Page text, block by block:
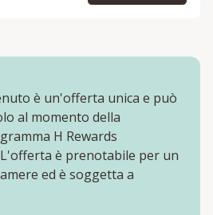
è un'offerta unica e può
al momento della
H Rewards
è prenotabile per un
ed è soggetta a